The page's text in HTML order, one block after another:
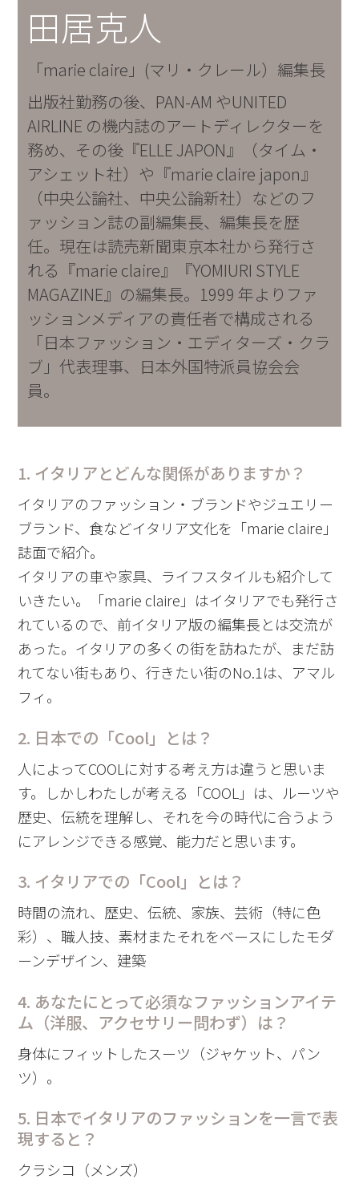
田居克人
「marie claire」(マリ・クレール）編集長
出版社勤務の後、PAN-AM やUNITED
AIRLINE の機内誌のアートディレクターを
務め、その後『ELLE JAPON』（タイム・
アシェット社）や『marie claire japon』
（中央公論社、中央公論新社）などのフ
ァッション誌の副編集長、編集長を歴
任。現在は読売新聞東京本社から発行さ
れる『marie claire』『YOMIURI STYLE
MAGAZINE』の編集長。1999 年よりファ
ッションメディアの責任者で構成される
「日本ファッション・エディターズ・クラ
ブ」代表理事、日本外国特派員協会会
員。
1. イタリアとどんな関係がありますか？
イタリアのファッション・ブランドやジュエリー
ブランド、食などイタリア文化を「marie claire」
誌面で紹介。
イタリアの車や家具、ライフスタイルも紹介して
いきたい。「marie claire」はイタリアでも発行さ
れているので、前イタリア版の編集長とは交流が
あった。イタリアの多くの街を訪ねたが、まだ訪
れてない街もあり、行きたい街のNo.1は、アマル
フィ。
2. 日本での「Cool」とは？
人によってCOOLに対する考え方は違うと思いま
す。しかしわたしが考える「COOL」は、ルーツや
歴史、伝統を理解し、それを今の時代に合うよう
にアレンジできる感覚、能力だと思います。
3. イタリアでの「Cool」とは？
時間の流れ、歴史、伝統、家族、芸術（特に色
彩）、職人技、素材またそれをベースにしたモダ
ーンデザイン、建築
4. あなたにとって必須なファッションアイテ
ム（洋服、アクセサリー問わず）は？
身体にフィットしたスーツ（ジャケット、パン
ツ）。
5. 日本でイタリアのファッションを一言で表
現すると？
クラシコ（メンズ）